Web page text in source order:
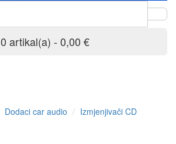
0 artikal(a) - 0,00 €
Dodaci car audio Izmjenjivači CD